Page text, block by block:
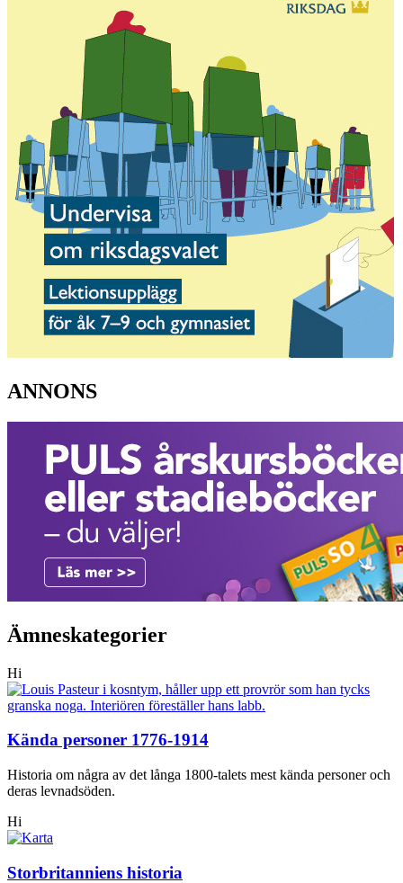
ANNONS
Ämneskategorier
Hi
Kända personer 1776-1914
Historia om några av det långa 1800-talets mest kända personer och
deras levnadsöden.
Hi
Storbritanniens historia